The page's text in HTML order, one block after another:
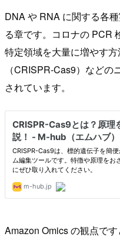
DNA や RNA に関する各
る章です。コロナの PCR
特定領域を大量に増やす
（CRISPR-Cas9）など
されています。
Amazon Omics の観点で